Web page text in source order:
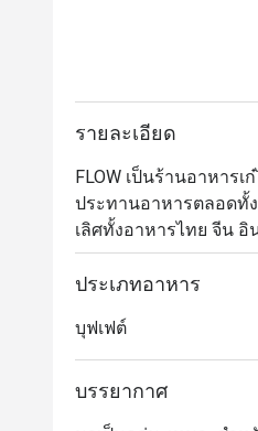
รายละเอียด
FLOW เป็นร้านอาหาร
ประทานอาหารตลอดทั้
เลิศทั้งอาหารไทย จีน อิ
ที่หรูหรา พร้อมการแส
นอกจากนี้ เพื่อให้ค่ำคืน
Flow @ Millennium
ประเภทอาหาร
บุฟเฟต์
บรรยากาศ